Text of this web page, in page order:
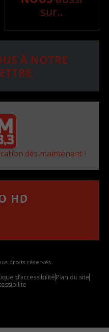
sur..
À NOTRE
dès maintenant !
HD
droits réservés.
d’accessibilitéPlan du site